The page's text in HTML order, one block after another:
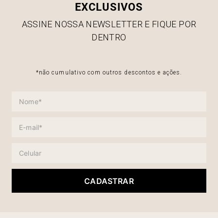
EXCLUSIVOS
ASSINE NOSSA NEWSLETTER E FIQUE POR
DENTRO
*não cumulativo com outros descontos e ações.
CADASTRAR